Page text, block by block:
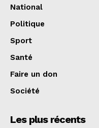
National
Politique
Sport
Santé
Faire un don
Société
Les plus récents